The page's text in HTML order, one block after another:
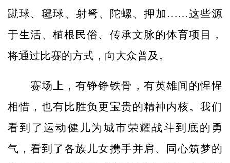
蹴球、毽球、射弩、陀螺、押加……这些源
于生活、植根民俗、传承文脉的体育项目，
将通过比赛的方式，向大众普及。
赛场上，有铮铮铁骨，有英雄间的惺惺
相惜，也有比胜负更宝贵的精神内核。我们
看到了运动健儿为城市荣耀战斗到底的勇
气，看到了各族儿女携手并肩、同心筑梦的